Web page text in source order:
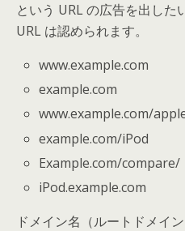
という URL の広告を出した
URL は認められます。
www.example.com
example.com
www.example.com/
example.com/iPod
Example.com/compare/
iPod.example.com
ドメイン名（ルートドメイ